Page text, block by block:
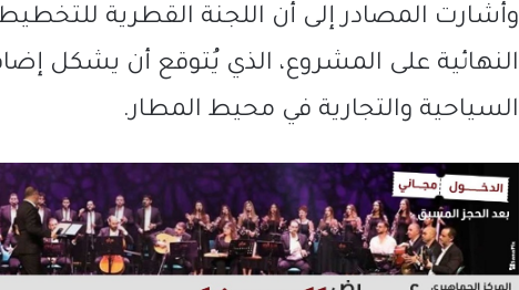
وأشارت المصادر إلى أن اللجنة القطرية
النهائية على المشروع، الذي يُتوقع أن يشكل
السياحية والتجارية في محيط المطار.